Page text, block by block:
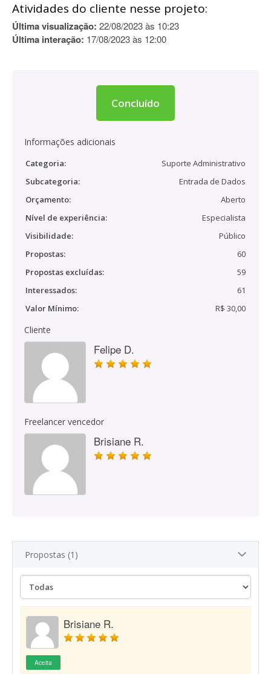
Atividades do cliente nesse projeto:
Última visualização: 22/08/2023 às 10:23
Última interação: 17/08/2023 às 12:00
Concluído
Informações adicionais
Categoria:
Suporte Administrativo
Subcategoria:
Entrada de Dados
Orçamento:
Aberto
Nível de experiência:
Especialista
Visibilidade:
Público
Propostas:
60
Propostas excluídas:
59
Interessados:
61
Valor Mínimo:
R$ 30,00
Cliente
Felipe D.
Freelancer vencedor
Brisiane R.
Propostas (1)
Brisiane R.
Aceita